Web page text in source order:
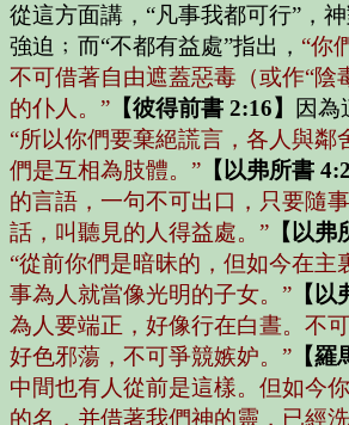
從這方面講，“凡事我都可行”，
強迫﹔而“不都有益處”指出， “你
不可借著自由遮蓋惡毒（或作“陰
的仆人。” 【彼得前書 2:16】 因為
“所以你們要棄絕謊言，各人與鄰
們是互相為肢體。” 【以弗所書
的言語，一句不可出口，只要隨
話，叫聽見的人得益處。” 【以弗
“從前你們是暗昧的，但如今在主
事為人就當像光明的子女。” 【以
為人要端正，好像行在白晝。不
好色邪蕩，不可爭競嫉妒。” 【羅
中間也有人從前是這樣。但如今
的名，并借著我們神的靈，已經